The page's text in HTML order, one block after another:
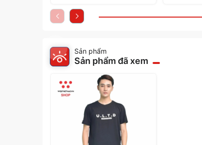
Sản phẩm
Sản phẩm đã xem